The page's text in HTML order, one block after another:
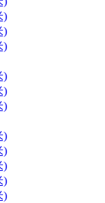
)
)
)
)
)
)
)
)
)
)
)